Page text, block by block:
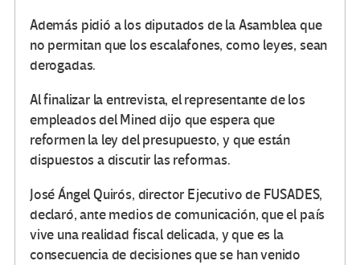
Además pidió a los diputados de la Asamblea que
no permitan que los escalafones, como leyes, sean
derogadas.
Al finalizar la entrevista, el representante de los
empleados del Mined dijo que espera que
reformen la ley del presupuesto, y que están
dispuestos a discutir las reformas.
José Ángel Quirós, director Ejecutivo de FUSADES,
declaró, ante medios de comunicación, que el país
vive una realidad fiscal delicada, y que es la
consecuencia de decisiones que se han venido